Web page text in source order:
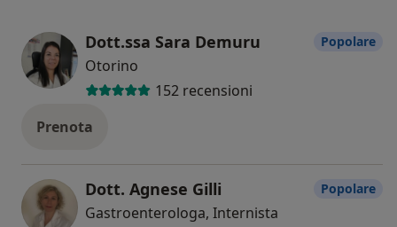
Dott.ssa Sara Demuru
Otorino
152 recensioni
Popolare
Prenota
Dott. Agnese Gilli
Gastroenterologa, Internista
Popolare